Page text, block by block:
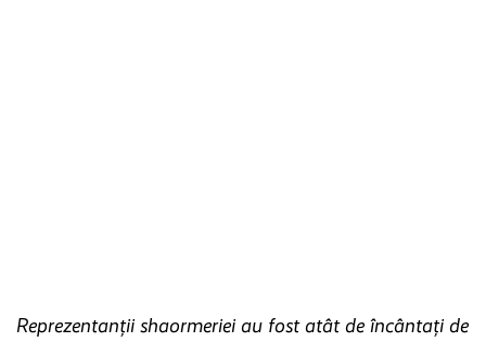
Reprezentanții shaormeriei au fost atât de încântați de